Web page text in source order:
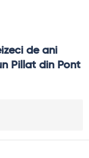
de ani
Pillat din Pont